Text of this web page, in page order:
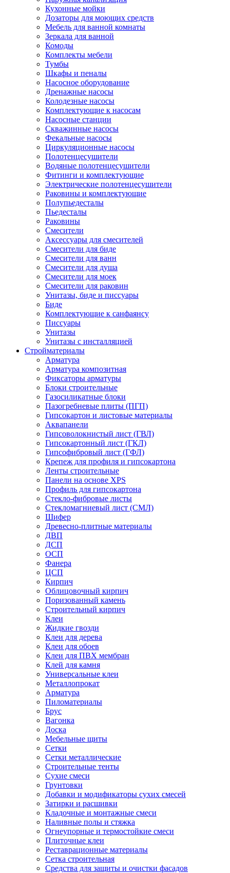
Кухонные мойки
Дозаторы для моющих средств
Мебель для ванной комнаты
Зеркала для ванной
Комоды
Комплекты мебели
Тумбы
Шкафы и пеналы
Насосное оборудование
Дренажные насосы
Колодезные насосы
Комплектующие к насосам
Насосные станции
Скважинные насосы
Фекальные насосы
Циркуляционные насосы
Полотенцесушители
Водяные полотенцесушители
Фитинги и комплектующие
Электрические полотенцесушители
Раковины и комплектующие
Полупьедесталы
Пьедесталы
Раковины
Смесители
Аксессуары для смесителей
Смесители для биде
Смесители для ванн
Смесители для душа
Смесители для моек
Смесители для раковин
Унитазы, биде и писсуары
Биде
Комплектующие к санфаянсу
Писсуары
Унитазы
Унитазы с инсталляцией
Стройматериалы
Арматура
Арматура композитная
Фиксаторы арматуры
Блоки строительные
Газосиликатные блоки
Пазогребневые плиты (ПГП)
Гипсокартон и листовые материалы
Аквапанели
Гипсоволокнистый лист (ГВЛ)
Гипсокартонный лист (ГКЛ)
Гипсофибровый лист (ГФЛ)
Крепеж для профиля и гипсокартона
Ленты строительные
Панели на основе XPS
Профиль для гипсокартона
Стекло-фибровые листы
Стекломагниевый лист (СМЛ)
Шифер
Древесно-плитные материалы
ДВП
ДСП
ОСП
Фанера
ЦСП
Кирпич
Облицовочный кирпич
Поризованный камень
Строительный кирпич
Клеи
Жидкие гвозди
Клеи для дерева
Клеи для обоев
Клеи для ПВХ мембран
Клей для камня
Универсальные клеи
Металлопрокат
Арматура
Пиломатериалы
Брус
Вагонка
Доска
Мебельные щиты
Сетки
Сетки металлические
Строительные тенты
Сухие смеси
Грунтовки
Добавки и модификаторы сухих смесей
Затирки и расшивки
Кладочные и монтажные смеси
Наливные полы и стяжка
Огнеупорные и термостойкие смеси
Плиточные клеи
Реставрационные материалы
Сетка строительная
Средства для защиты и очистки фасадов